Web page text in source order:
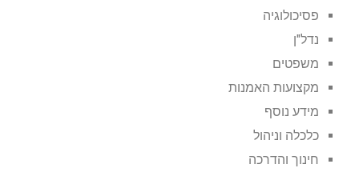
פסיכולוגיה
נדל"ן
משפטים
מקצועות האמנות
מידע נוסף
כלכלה וניהול
חינוך והדרכה